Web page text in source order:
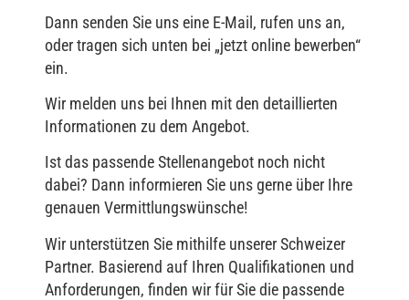
Dann senden Sie uns eine E-Mail, rufen uns an,
oder tragen sich unten bei „jetzt online bewerben“
ein.
Wir melden uns bei Ihnen mit den detaillierten
Informationen zu dem Angebot.
Ist das passende Stellenangebot noch nicht
dabei? Dann informieren Sie uns gerne über Ihre
genauen Vermittlungswünsche!
Wir unterstützen Sie mithilfe unserer Schweizer
Partner. Basierend auf Ihren Qualifikationen und
Anforderungen, finden wir für Sie die passende